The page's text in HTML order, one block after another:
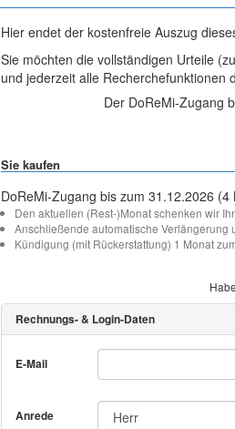
Hier endet der kostenfreie Auszug
Sie möchten die vollständigen Urteile
und jederzeit alle Recherchefunktionen
Der DoReMi-Zugang
Sie kaufen
DoReMi-Zugang bis zum 31.12.2026 (4
Den aktuellen (Rest-)Monat schenken wir
Anschließende automatische Verlängerung
Kündigung (mit Rückerstattung) 1 Monat
Rechnungs- & Login-Daten
E-Mail
Anrede